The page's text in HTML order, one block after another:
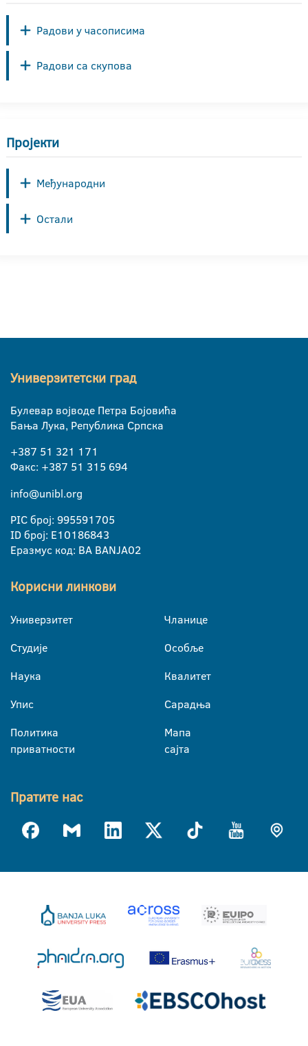
Радови у часописима
Радови са скупова
Пројекти
Међународни
Остали
Универзитетски град
Булевар војводе Петра Бојовића
Бања Лука, Република Српска
+387 51 321 171
Факс: +387 51 315 694
info@unibl.org
PIC број: 995591705
ID број: E10186843
Еразмус код: BA BANJA02
Корисни линкови
Универзитет
Студије
Наука
Упис
Политика
приватности
Чланице
Особље
Квалитет
Сарадња
Мапа
сајта
Пратите нас